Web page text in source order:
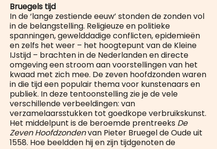
Bruegels tijd
In de ‘lange zestiende eeuw’ stonden de zonden vol
in de belangstelling. Religieuze en politieke
spanningen, gewelddadige conflicten, epidemieën
en zelfs het weer – het hoogtepunt van de Kleine
IJstijd – brachten in de Nederlanden en directe
omgeving een stroom aan voorstellingen van het
kwaad met zich mee. De zeven hoofdzonden waren
in die tijd een populair thema voor kunstenaars en
publiek. In deze tentoonstelling zie je de vele
verschillende verbeeldingen: van
verzamelaarsstukken tot goedkope verbruikskunst.
Het middelpunt is de beroemde prentreeks De
Zeven Hoofdzondenvan Pieter Bruegel de Oude uit
1558. Hoe beeldden hij en zijn tijdgenoten de